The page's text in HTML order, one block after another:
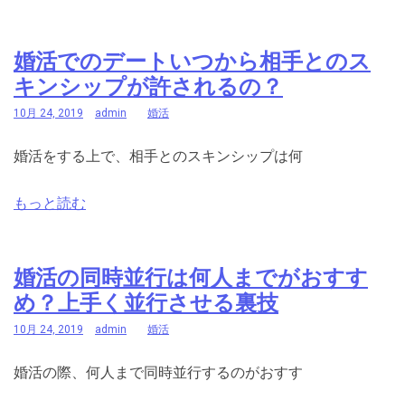
婚活でのデートいつから相手とのス
キンシップが許されるの？
10月 24, 2019 admin 婚活
婚活をする上で、相手とのスキンシップは何
もっと読む
婚活の同時並行は何人までがおすす
め？上手く並行させる裏技
10月 24, 2019 admin 婚活
婚活の際、何人まで同時並行するのがおすす